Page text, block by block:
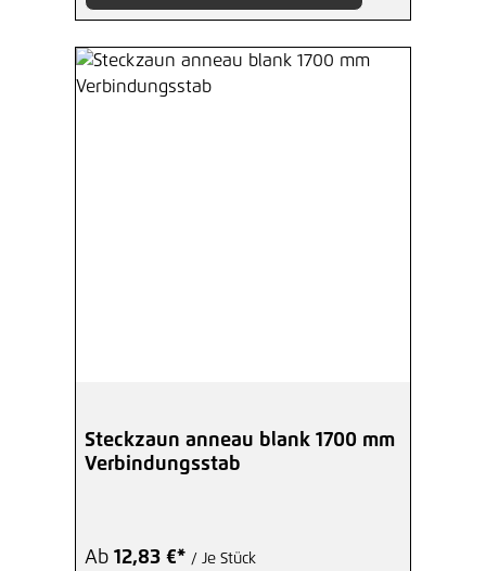
Steckzaun anneau blank 1700 mm
Verbindungsstab
Ab 12,83 €* / Je Stück